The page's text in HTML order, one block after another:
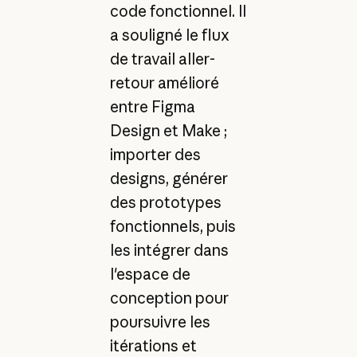
code fonctionnel. Il
a souligné le flux
de travail aller-
retour amélioré
entre Figma
Design et Make ;
importer des
designs, générer
des prototypes
fonctionnels, puis
les intégrer dans
l'espace de
conception pour
poursuivre les
itérations et